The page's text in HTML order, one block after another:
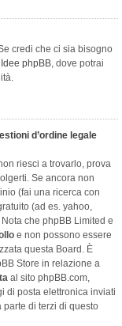
credi che ci sia bisogno
phpBB, dove potrai
d’ordine legale
riesci a trovarlo, prova
Se ancora non
(fai una ricerca con
(ad es. yahoo,
che phpBB Limited e
e non possono essere
questa Board. È
Store in relazione a
al sito phpBB.com,
di posta elettronica inviati
parte di terzi di questo